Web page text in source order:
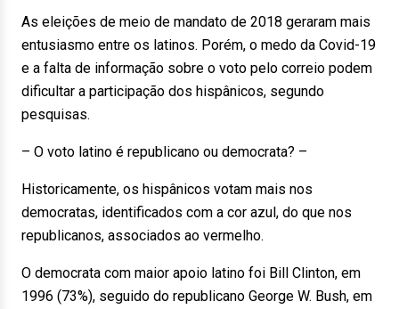
As eleições de meio de mandato de 2018 geraram mais
entusiasmo entre os latinos. Porém, o medo da Covid-19
e a falta de informação sobre o voto pelo correio podem
dificultar a participação dos hispânicos, segundo
pesquisas.
– O voto latino é republicano ou democrata? –
Historicamente, os hispânicos votam mais nos
democratas, identificados com a cor azul, do que nos
republicanos, associados ao vermelho.
O democrata com maior apoio latino foi Bill Clinton, em
1996 (73%), seguido do republicano George W. Bush, em